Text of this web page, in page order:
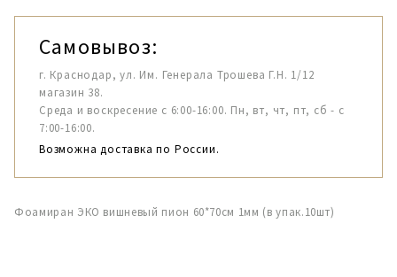
Самовывоз:
г. Краснодар, ул. Им. Генерала Трошева Г.Н. 1/12
магазин 38.
Среда и воскресение с 6:00-16:00. Пн, вт, чт, пт, сб - с
7:00-16:00.
Возможна доставка по России.
Фоамиран ЭКО вишневый пион 60*70см 1мм (в упак.10шт)